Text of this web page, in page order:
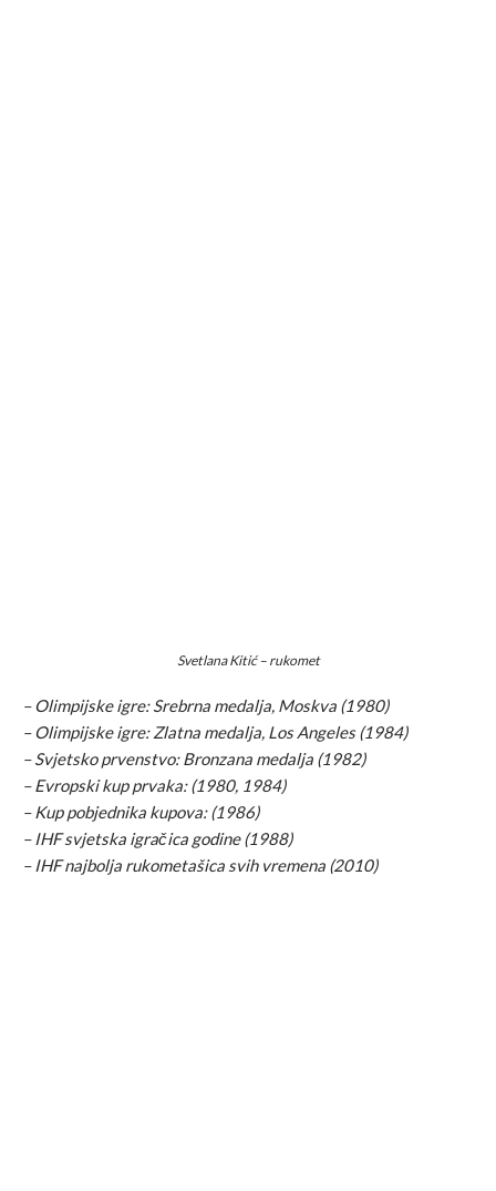
Svetlana Kitić – rukomet
– Olimpijske igre: Srebrna medalja, Moskva (1980)
– Olimpijske igre: Zlatna medalja, Los Angeles (1984)
– Svjetsko prvenstvo: Bronzana medalja (1982)
– Evropski kup prvaka: (1980, 1984)
– Kup pobjednika kupova: (1986)
– IHF svjetska igračica godine (1988)
– IHF najbolja rukometašica svih vremena (2010)